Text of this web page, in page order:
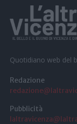
Quotidiano web del
Redazione
Pubblicità